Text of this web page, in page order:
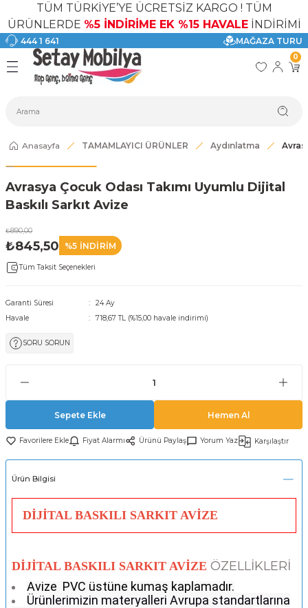
TÜM TÜRKİYE’YE ÜCRETSİZ KARGO ! TÜM
ÜRÜNLERDE %5 İNDİRİME EK %15 HAVALE İNDİRİMİ
444 1 641 MAĞAZA TURU
Geri Dön
Geri Dön
Geri Dön
Geri Dön
Geri Dön
DOLAP MODELLERİ
Geri Dön
ÜRÜNLER 0
Anasayfa TAMAMLAYICI ÜRÜNLER Aydınlatma
Avrasya Çocuk Odası Takımı Uyumlu Dijital
Baskılı Sarkıt Avize
₺890,00
₺845,50 %5 İNDİRİM
Tüm Taksit Seçenekleri
Garanti Süresi
24 Ay
Havale
718,67 TL (%15,00 havale indirimi)
SORU SORUN
Sepete Ekle Hemen Al
Fiyat Alarmı Ürünü Paylaş Yorum Yaz Karşılaştır
Ürün Bilgisi
DİJİTAL BASKILI SARKIT AVİZE
DİJİTAL BASKILI SARKIT AVİZE ÖZELLİKLERİ
Avize PVC üstüne kumaş kaplamadır.
Ürünlerimizin materyalleri Avrupa standartlarına